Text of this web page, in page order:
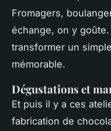
Fromagers,
échange, on y
transformer un
mémorable.
Dégustations et
Et puis il y a ces
fabrication de